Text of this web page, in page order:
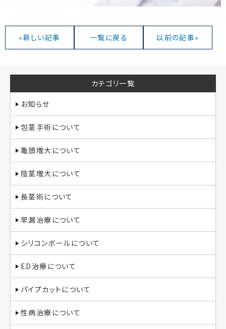
«新しい記事 一覧に戻る 以前の記事»
カテゴリ一覧
お知らせ
包茎手術について
亀頭増大について
陰茎増大について
長茎術について
早漏治療について
シリコンボールについて
ED治療について
パイプカットについて
性病治療について